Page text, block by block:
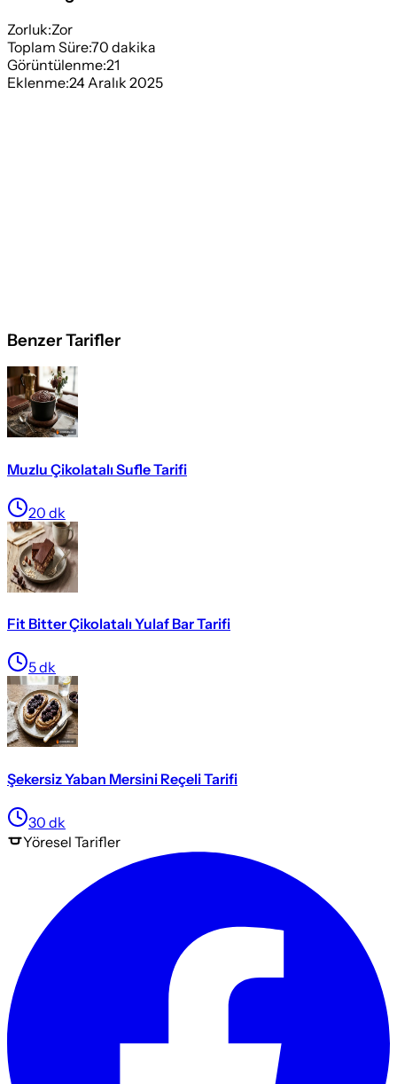
Zorluk:Zor
Toplam Süre:70 dakika
Görüntülenme:21
Eklenme:24 Aralık 2025
Benzer Tarifler
Muzlu Çikolatalı Sufle Tarifi
20 dk
Fit Bitter Çikolatalı Yulaf Bar Tarifi
5dk
Şekersiz Yaban Mersini Reçeli Tarifi
30 dk
Yöresel Tarifler